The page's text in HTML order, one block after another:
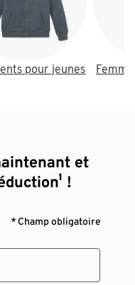
pour jeunes
et
!
* Champ obligatoire